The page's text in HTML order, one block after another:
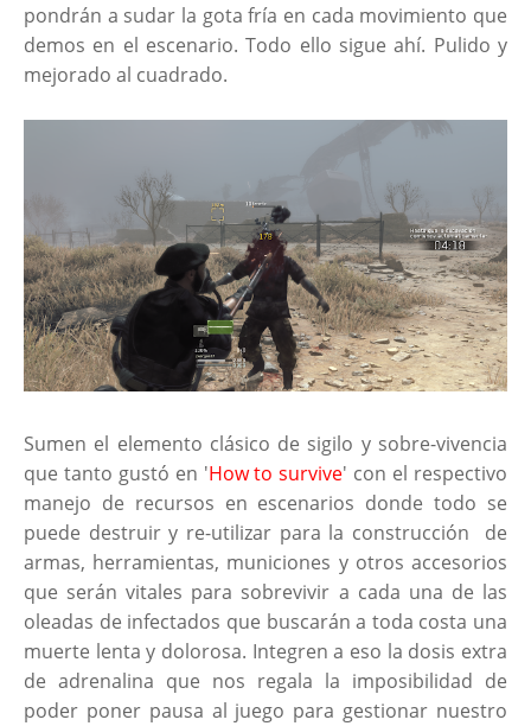
pondrán a sudar la gota fría en cada movimiento que
demos en el escenario. Todo ello sigue ahí. Pulido y
mejorado al cuadrado.
Sumen el elemento clásico de sigilo y sobre-vivencia
que tanto gustó en 'How to survive' con el respectivo
manejo de recursos en escenarios donde todo se
puede destruir y re-utilizar para la construcción de
armas, herramientas, municiones y otros accesorios
que serán vitales para sobrevivir a cada una de las
oleadas de infectados que buscarán a toda costa una
muerte lenta y dolorosa. Integren a eso la dosis extra
de adrenalina que nos regala la imposibilidad de
poder poner pausa al juego para gestionar nuestro